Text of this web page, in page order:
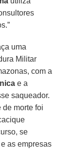
uma
Militar
com a
e a
saqueador.
de morte foi
se
as empresas